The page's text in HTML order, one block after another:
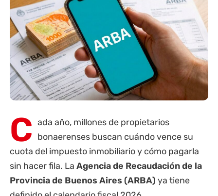
C ada año, millones de propietarios
bonaerenses buscan cuándo vence su
cuota del impuesto inmobiliario y cómo pagarla
sin hacer fila. La Agencia de Recaudación de la
Provincia de Buenos Aires (ARBA) ya tiene